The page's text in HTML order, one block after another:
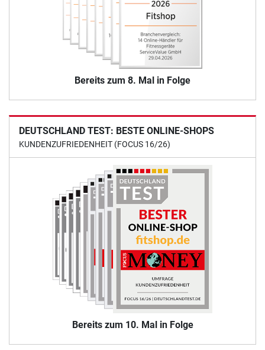
Bereits zum 8. Mal in Folge
DEUTSCHLAND TEST: BESTE ONLINE-SHOPS
KUNDENZUFRIEDENHEIT (FOCUS 16/26)
Bereits zum 10. Mal in Folge